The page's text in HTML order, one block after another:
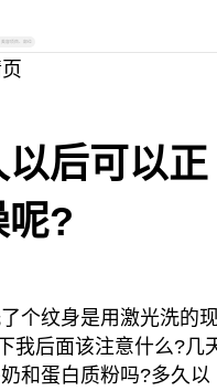
美容项目、部位
后可以正
呢?
个纹身是用激光洗的
我后面该注意什么?几
和蛋白质粉吗?多久以